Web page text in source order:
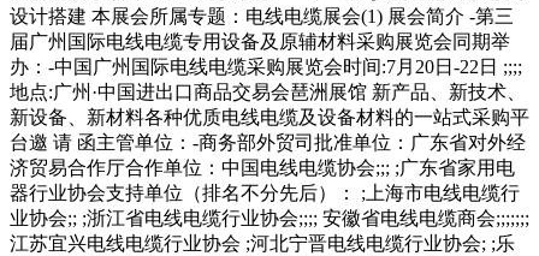
设计搭建 本展会所属专题：电线电缆展会(1) 展会简介 -第三
届广州国际电线电缆专用设备及原辅材料采购展览会同期举
办：-中国广州国际电线电缆采购展览会时间:7月20日-22日 ;;;;
地点:广州·中国进出口商品交易会琶洲展馆 新产品、新技术、
新设备、新材料各种优质电线电缆及设备材料的一站式采购平
台邀 请 函主管单位：-商务部外贸司批准单位：广东省对外经
济贸易合作厅合作单位：中国电线电缆协会;;; ;广东省家用电
器行业协会支持单位（排名不分先后）： ;上海市电线电缆行
业协会;; ;浙江省电线电缆行业协会;;;; 安徽省电线电缆商会;;;;;;;
江苏宜兴电线电缆行业协会 ;河北宁晋电线电缆行业协会; ;乐